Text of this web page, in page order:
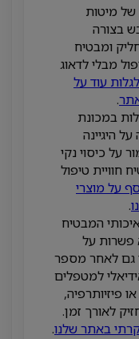
של מיטות
בצורה
ומבטיח
מבלי לדאוג
לגלות עוד על
.
במכונת
היגיינה
על כיסוי נקי
חוויית טיפול
על מוצרי
.
המבטיח
פשרות על
גם לאחר מספר
למטפלים
פיזיותרפיה,
לאורך זמן.
באתר שלנו.